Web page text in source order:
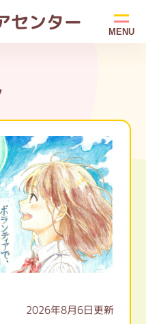
センター MENU
2026年8月6日更新